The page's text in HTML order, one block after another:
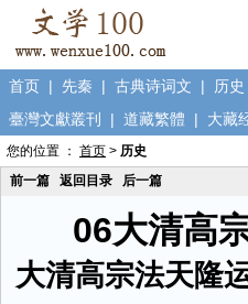
首页 | 先秦 | 古典诗词文 | 历史
臺灣文獻叢刊
| 道藏繁體 | 大藏
您的位置 ： 首页 > 历史
前一篇
返回目录 后一篇
06大清高
大清高宗法天隆